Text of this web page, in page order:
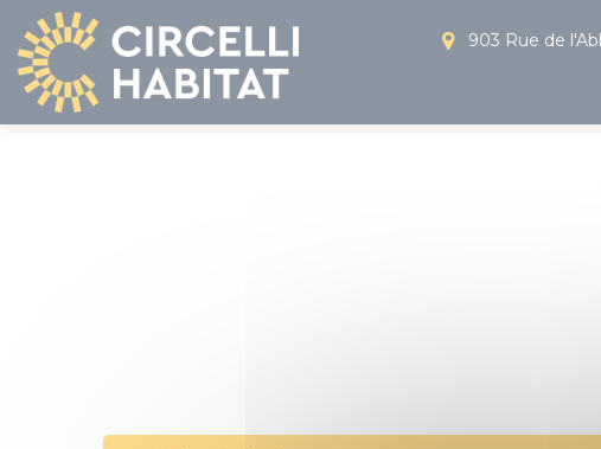
903 Rue de
Panneau de gestion des cookies